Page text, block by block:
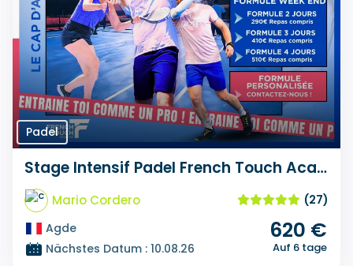
Padel
Stage Intensif Padel French Touch Academy
Mario Cordero
(27)
Agde
Nächstes Datum : 10.08.26
620 €
Auf 6 tage